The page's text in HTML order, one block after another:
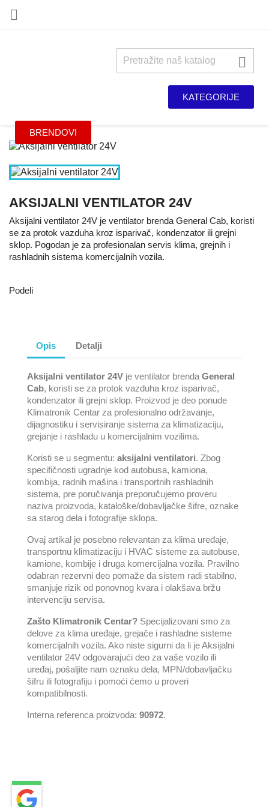


KATEGORIJE
BRENDOVI
AKSIJALNI VENTILATOR 24V
Aksijalni ventilator 24V je ventilator brenda General Cab, koristi
se za protok vazduha kroz isparivač, kondenzator ili grejni
sklop. Pogodan je za profesionalan servis klima, grejnih i
rashladnih sistema komercijalnih vozila.
Podeli
Opis Detalji
Aksijalni ventilator 24V je ventilator brenda General
Cab, koristi se za protok vazduha kroz isparivač,
kondenzator ili grejni sklop. Proizvod je deo ponude
Klimatronik Centar za profesionalno održavanje,
dijagnostiku i servisiranje sistema za klimatizaciju,
grejanje i rashladu u komercijalnim vozilima.
Koristi se u segmentu: aksijalni ventilatori. Zbog
specifičnosti ugradnje kod autobusa, kamiona,
kombija, radnih mašina i transportnih rashladnih
sistema, pre poručivanja preporučujemo proveru
naziva proizvoda, kataloške/dobavljačke šifre, oznake
sa starog dela i fotografije sklopa.
Ovaj artikal je posebno relevantan za klima uređaje,
transportnu klimatizaciju i HVAC sisteme za autobuse,
kamione, kombije i druga komercijalna vozila. Pravilno
odabran rezervni deo pomaže da sistem radi stabilno,
smanjuje rizik od ponovnog kvara i olakšava bržu
intervenciju servisa.
Zašto Klimatronik Centar? Specijalizovani smo za
delove za klima uređaje, grejače i rashladne sisteme
komercijalnih vozila. Ako niste sigurni da li je Aksijalni
ventilator 24V odgovarajući deo za vaše vozilo ili
uređaj, pošaljite nam oznaku dela, MPN/dobavljačku
šifru ili fotografiju i pomoći ćemo u proveri
kompatibilnosti.
Interna referenca proizvoda: 90972.